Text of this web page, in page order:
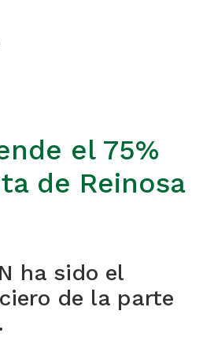
el 75%
de Reinosa
ha sido el
de la parte